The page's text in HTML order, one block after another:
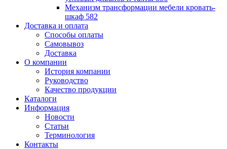
Механизм трансформации мебели кровать-
шкаф 582
Доставка и оплата
Способы оплаты
Самовывоз
Доставка
О компании
История компании
Руководство
Качество продукции
Каталоги
Информация
Новости
Статьи
Терминология
Контакты